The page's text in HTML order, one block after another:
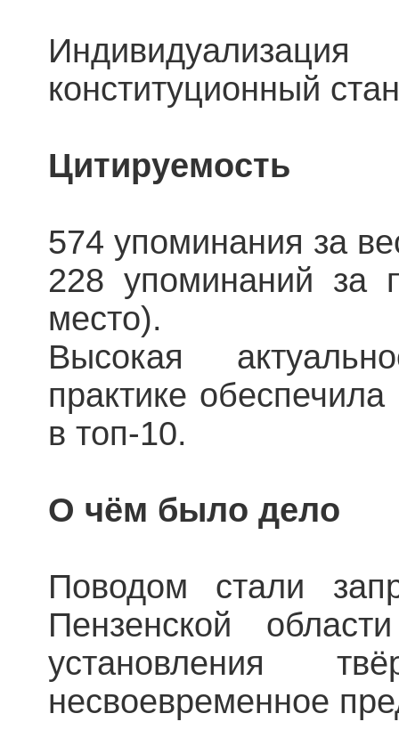
конституционный
Цитируемость
574 упоминания за
228 упоминаний за
место).
Высокая
практике
в топ-10.
О чём было дело
Поводом стали
Пензенской
установления
несвоевременное